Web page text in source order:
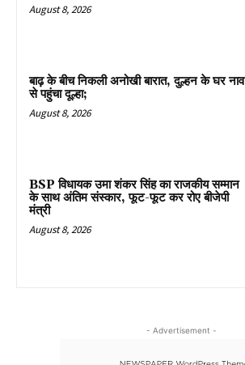
August 8, 2026
बाढ़ के बीच निकली अनोखी बारात, दुल्हन के घर नाव
से पहुंचा दूल्हा;
August 8, 2026
BSP विधायक उमा शंकर सिंह का राजकीय सम्मान
के साथ अंतिम संस्कार, फूट-फूट कर रोए बीजेपी
मंत्री
August 8, 2026
- Advertisement -